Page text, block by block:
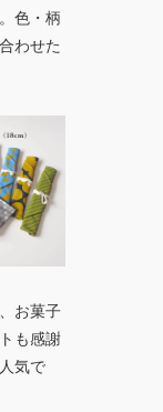
色・柄
わせた
お菓子
も感謝
気で